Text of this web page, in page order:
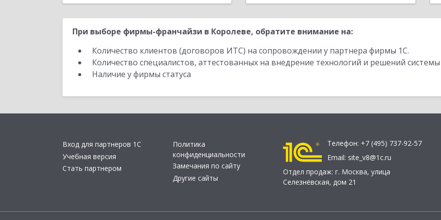
При выборе фирмы-франчайзи в Королеве, обратите внимание на:
Количество клиентов (договоров ИТС) на сопровождении у партнера фирмы 1С.
Количество специалистов, аттестованных на внедрение технологий и решений
Наличие у фирмы статуса
Вход для партнеров 1С
Учебная версия
Стать партнером
Политика
конфиденциальности
Замечания по сайту
Другие сайты
Телефон: +7 (495) 737-92-57
Email: site_v8@1c.ru
Отдел продаж: г. Москва, улица
Селезнёвская, дом 21